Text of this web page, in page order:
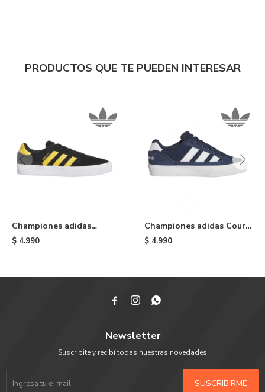
PRODUCTOS QUE TE PUEDEN INTERESAR
Championes adidas
Busenitz Vulc II - Black
$ 4.990
Championes adidas Court
TNS Premiere - Blue
$ 4.990
  
Newsletter
¡Suscribite y recibí todas nuestras novedades!
SUSCRIBIRME